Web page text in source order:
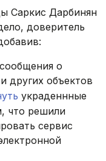
Саркис Дарбинян
доверитель
о
других объектов
украденнные
что решили
сервис